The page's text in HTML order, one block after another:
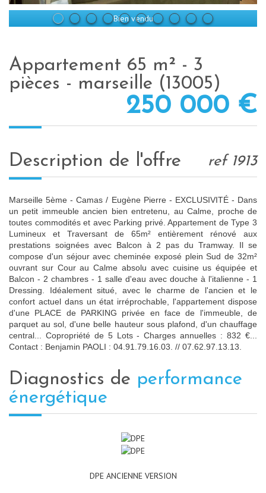
Bien vendu
appartement 65 m² - 3
pièces - marseille (13005)
250 000 €
description de l'offre ref 1913
Marseille 5ème - Camas / Eugène Pierre - EXCLUSIVITÉ - Dans
un petit immeuble ancien bien entretenu, au Calme, proche de
toutes commodités et avec Parking privé. Appartement de Type 3
Lumineux et Traversant de 65m² entièrement rénové aux
prestations soignées avec Balcon à 2 pas du Tramway. Il se
compose d'un séjour avec cheminée exposé plein Sud de 32m²
ouvrant sur Cour au Calme absolu avec cuisine us équipée et
Balcon - 2 chambres - 1 salle d'eau avec douche à l'italienne - 1
Dressing. Idéalement situé, avec le charme de l'ancien et le
confort actuel dans un état irréprochable, l'appartement dispose
d'une PLACE de PARKING privée en face de l'immeuble, de
parquet au sol, d'une belle hauteur sous plafond, d'un chauffage
central... Copropriété de 5 Lots - Charges annuelles : 832 €...
Contact : Benjamin PAOLI : 04.91.79.16.03. // 07.62.97.13.13.
diagnostics de performance
énergétique
DPE ANCIENNE VERSION